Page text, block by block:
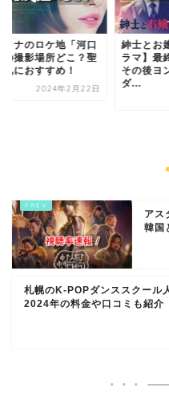
ゥナのロケ地「河口
の撮影場所どこ？聖
礼におすすめ！
2024年2月22日
紳士とお
ラマ】最
その後ヨ
ダ...
アス
韓国
札幌のK-POPダンススクール
2024年の料金や口コミも紹介